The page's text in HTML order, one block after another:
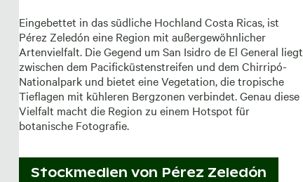
Eingebettet in das südliche Hochland Costa Ricas, ist
Pérez Zeledón eine Region mit außergewöhnlicher
Artenvielfalt. Die Gegend um San Isidro de El General liegt
zwischen dem Pacificküstenstreifen und dem Chirripó-
Nationalpark und bietet eine Vegetation, die tropische
Tieflagen mit kühleren Bergzonen verbindet. Genau diese
Vielfalt macht die Region zu einem Hotspot für
botanische Fotografie.
Stockmedien von Pérez Zeledón